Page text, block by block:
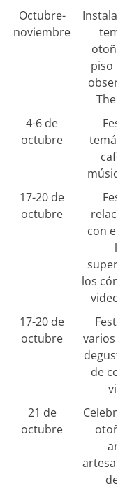
Octubre-
noviembre
otoñal
piso
The
4-6 de
octubre
café
música
17-20 de
octubre
con el
los
los
17-20 de
octubre
varios
de
21 de
octubre
otoño